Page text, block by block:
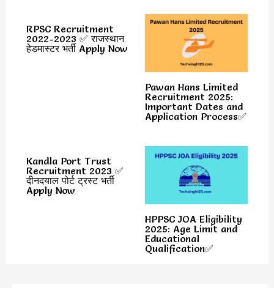
RPSC Recruitment
2022-2023 ✅ राजस्थान
हेडमास्टर भर्ती Apply Now
Pawan Hans Limited
Recruitment 2025:
Important Dates and
Application Process✅
Kandla Port Trust
Recruitment 2023 ✅
दीनदयाल पोर्ट ट्रस्ट भर्ती
Apply Now
HPPSC JOA Eligibility
2025: Age Limit and
Educational
Qualification✅